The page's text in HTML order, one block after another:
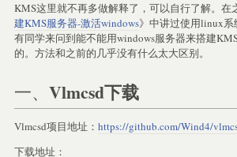
KMS这里就不再多做解释了，可以自行了解。在
建KMS服务器-激活windows》中讲过使用linux
有同学来问到能不能用windows服务器来搭建
的。方法和之前的几乎没有什么太大区别。
一、 Vlmcsd下载
Vlmcsd项目地址： https://github.com/Wind4/
下载地址：